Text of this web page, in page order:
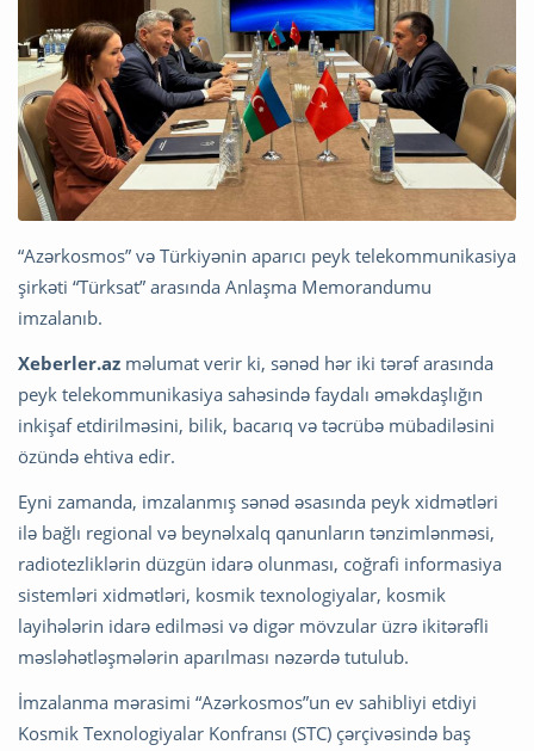
“Azərkosmos” və Türkiyənin aparıcı peyk telekommunikasiya
şirkəti “Türksat” arasında Anlaşma Memorandumu
imzalanıb.
Xeberler.az məlumat verir ki, sənəd hər iki tərəf arasında
peyk telekommunikasiya sahəsində faydalı əməkdaşlığın
inkişaf etdirilməsini, bilik, bacarıq və təcrübə mübadiləsini
özündə ehtiva edir.
Eyni zamanda, imzalanmış sənəd əsasında peyk xidmətləri
ilə bağlı regional və beynəlxalq qanunların tənzimlənməsi,
radiotezliklərin düzgün idarə olunması, coğrafi informasiya
sistemləri xidmətləri, kosmik texnologiyalar, kosmik
layihələrin idarə edilməsi və digər mövzular üzrə ikitərəfli
məsləhətləşmələrin aparılması nəzərdə tutulub.
İmzalanma mərasimi “Azərkosmos”un ev sahibliyi etdiyi
Kosmik Texnologiyalar Konfransı (STC) çərçivəsində baş